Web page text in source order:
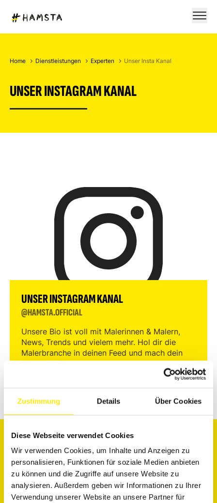
Zustimmung Details Über Cookies
Diese Webseite verwendet Cookies
Wir verwenden Cookies, um Inhalte und Anzeigen zu
personalisieren, Funktionen für soziale Medien anbieten
zu können und die Zugriffe auf unsere Website zu
analysieren. Außerdem geben wir Informationen zu Ihrer
Verwendung unserer Website an unsere Partner für
Home Dienstleistungen Experten Unser Insta Kanal
UNSER INSTAGRAM KANAL
UNSER INSTAGRAM KANAL
@HAMSTA.OFFICIAL
Unsere Bio ist voll mit Malerinnen & Malern,
News, Trends und vielem mehr. Hol dir die
Malerbranche in deinen Feed und mach dein
Instagram bunter.
KONTAKTINFORMATIONEN
https://www.instagram.com/hamsta.official/